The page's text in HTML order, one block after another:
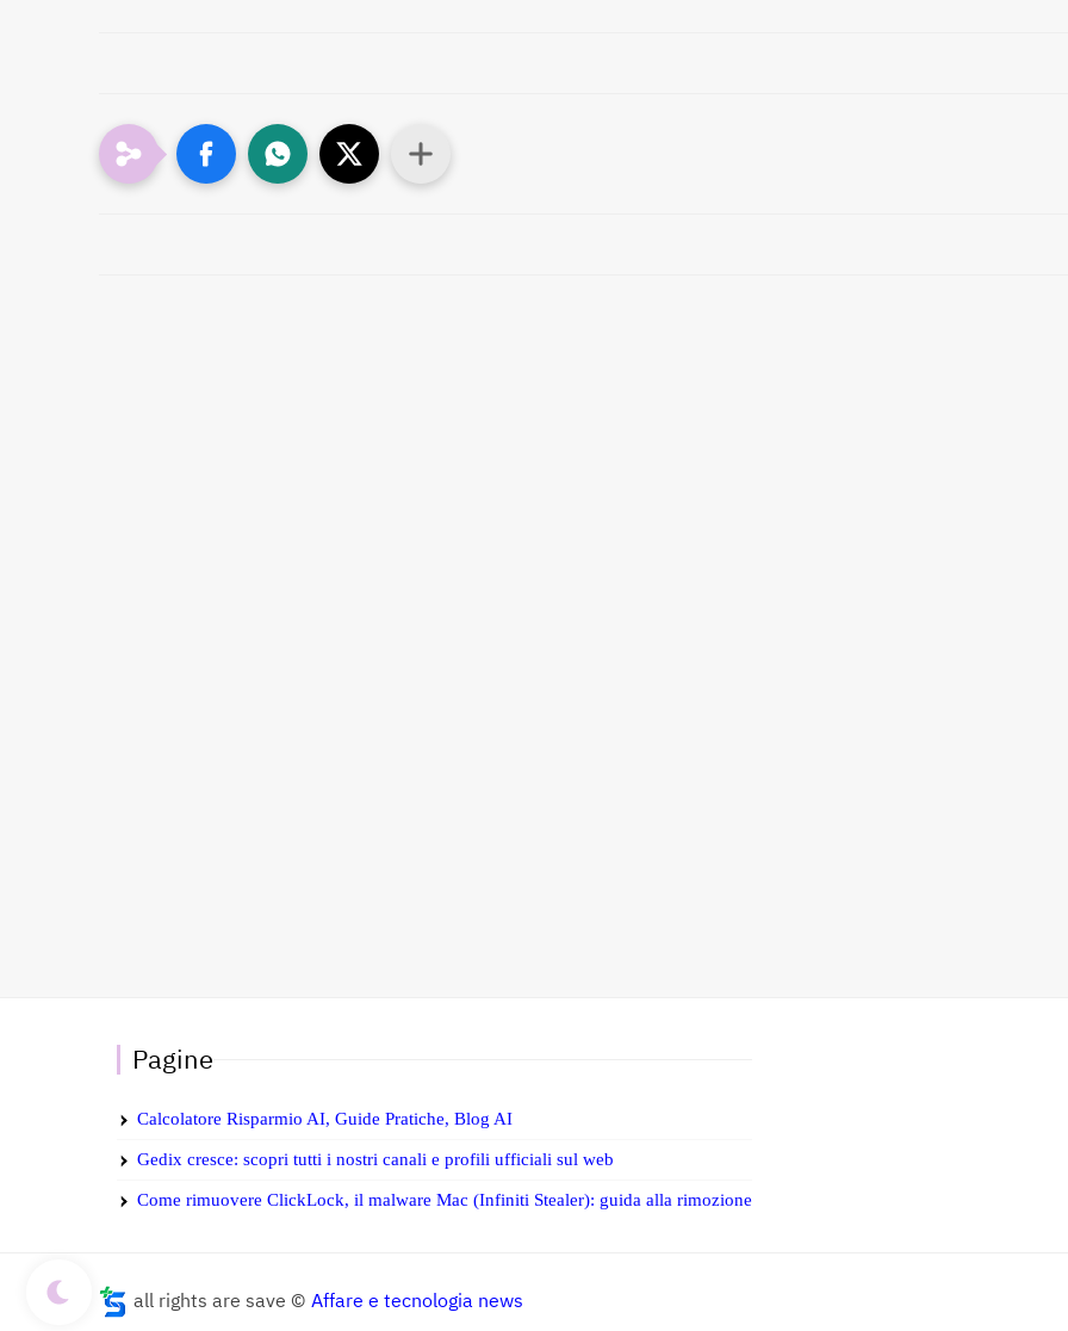
Pagine
Calcolatore Risparmio AI, Guide Pratiche, Blog AI
Gedix cresce: scopri tutti i nostri canali e profili ufficiali sul web
Come rimuovere ClickLock, il malware Mac (Infiniti Stealer): guida alla rimozione
all rights are save © Affare e tecnologia news